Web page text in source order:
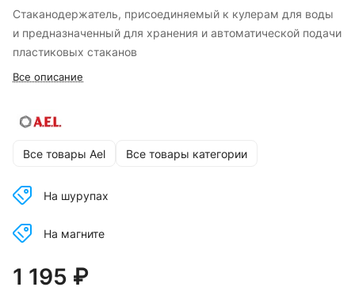
Стаканодержатель, присоединяемый к кулерам для воды
и предназначенный для хранения и автоматической подачи
пластиковых стаканов
Все описание
Все товары Ael Все товары категории
На шурупах
На магните
1 195 ₽